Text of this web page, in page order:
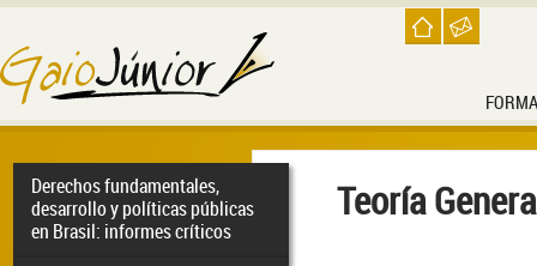
Derechos fundamentales,
desarrollo y políticas públicas
en Brasil: informes críticos
Teoría